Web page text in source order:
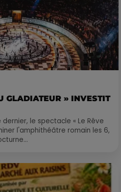
GLADIATEUR » INVESTIT
le spectacle « Le Rêve
l'amphithéâtre romain les 6,